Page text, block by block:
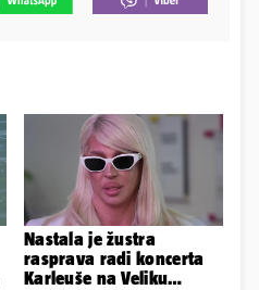
Nastala je žustra
rasprava radi koncerta
Karleuše na Veliku